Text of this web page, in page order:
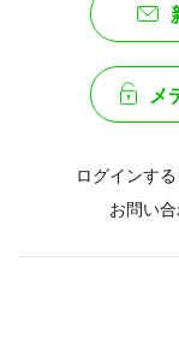
メ
ログインす
お問い